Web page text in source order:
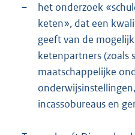
n
k
:
–
het onderzoek
keten», dat een
geeft van de
ketenpartners (zoals
maatschappelijke
incassobureaus en